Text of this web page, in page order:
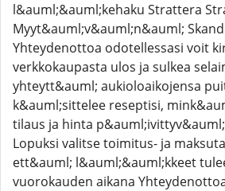
l&auml;&auml;kehaku Strattera
Myyt&auml;v&auml;n&auml;
Yhteydenottoa odotellessasi voit
verkkokaupasta ulos ja sulkea
yhteytt&auml; aukioloaikojensa
k&auml;sittelee reseptisi,
tilaus ja hinta
Lopuksi valitse toimitus- ja
ett&auml; l&auml;&auml;kkeet
vuorokauden aikana